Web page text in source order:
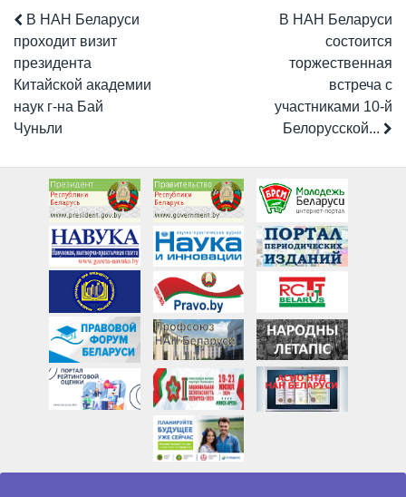
В НАН Беларуси
проходит визит
президента
Китайской академии
наук г-на Бай
Чуньли
В НАН Беларуси
состоится
торжественная
встреча с
участниками 10-й
Белорусской...